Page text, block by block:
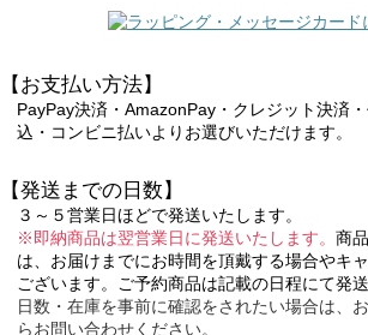
【お支払い方法】
PayPay決済・AmazonPay・クレジット決済
込・コンビニ払いよりお選びいただけます。
【発送までの日数】
３～５営業日ほどで発送いたします。
※即納商品は翌営業日に発送いたします。 商
は、お届けまでにお時間を頂戴する場合やキ
ございます。ご予約商品は記載の日程にて発送
日数・在庫を事前に確認をされたい場合は、
らお問い合わせください。